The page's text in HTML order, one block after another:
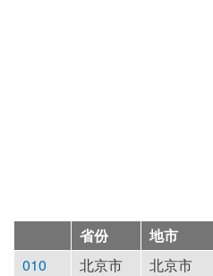
省份
地市
010
北京市
北京市